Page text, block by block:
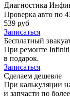
Диагностика
Проверка авто по
539 руб
Записаться
Бесплатный
При ремонте
в подарок.
Записаться
Сделаем дешевле
При калькуляции
и запчасти по